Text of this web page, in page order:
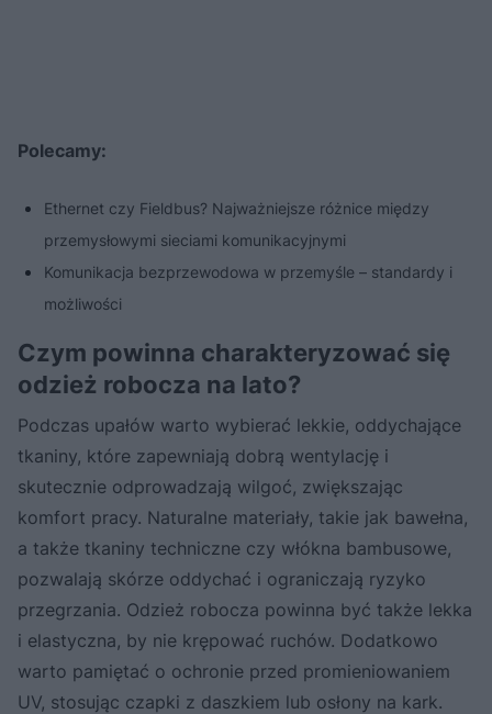
Polecamy:
Ethernet czy Fieldbus? Najważniejsze różnice między
przemysłowymi sieciami komunikacyjnymi
Komunikacja bezprzewodowa w przemyśle – standardy i
możliwości
Czym powinna charakteryzować się
odzież robocza na lato?
Podczas upałów warto wybierać lekkie, oddychające
tkaniny, które zapewniają dobrą wentylację i
skutecznie odprowadzają wilgoć, zwiększając
komfort pracy. Naturalne materiały, takie jak bawełna,
a także tkaniny techniczne czy włókna bambusowe,
pozwalają skórze oddychać i ograniczają ryzyko
przegrzania. Odzież robocza powinna być także lekka
i elastyczna, by nie krępować ruchów. Dodatkowo
warto pamiętać o ochronie przed promieniowaniem
UV, stosując czapki z daszkiem lub osłony na kark.